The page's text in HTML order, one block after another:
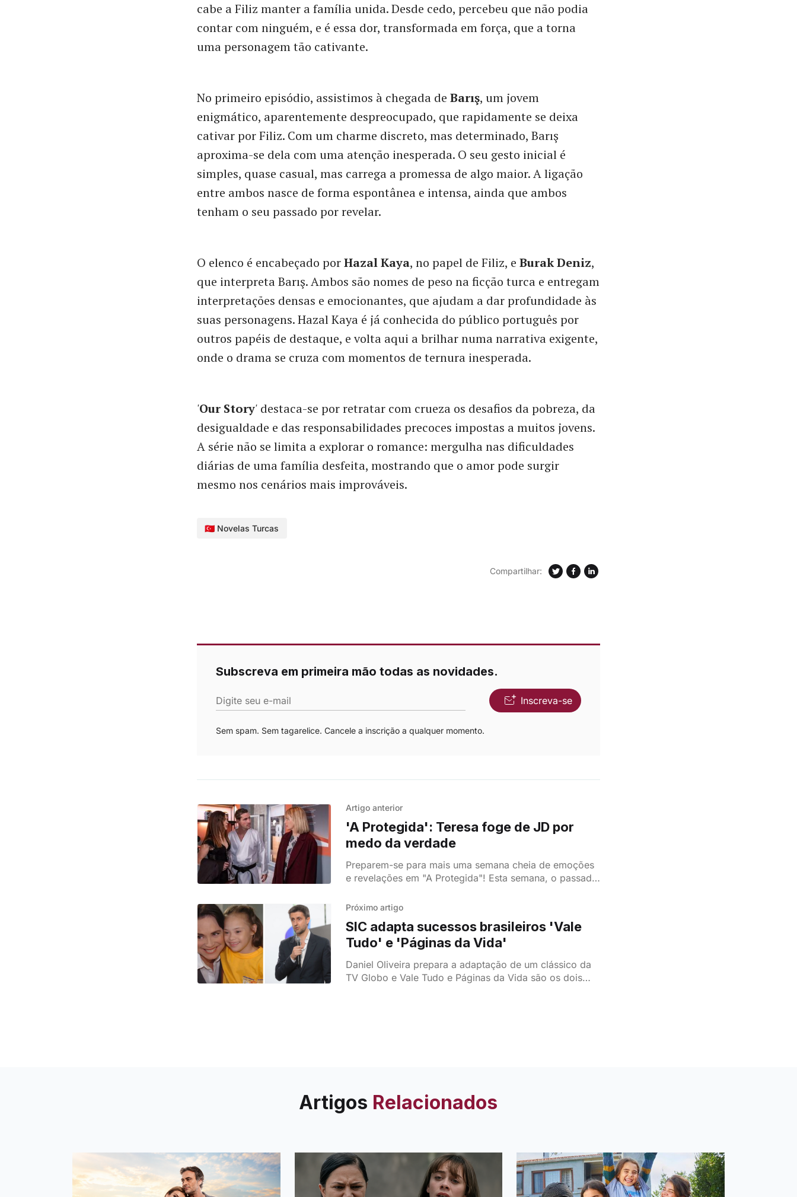
cabe a Filiz manter a família unida. Desde cedo, percebeu que não podia
contar com ninguém, e é essa dor, transformada em força, que a torna
uma personagem tão cativante.
No primeiro episódio, assistimos à chegada de Barış, um jovem
enigmático, aparentemente despreocupado, que rapidamente se deixa
cativar por Filiz. Com um charme discreto, mas determinado, Barış
aproxima-se dela com uma atenção inesperada. O seu gesto inicial é
simples, quase casual, mas carrega a promessa de algo maior. A ligação
entre ambos nasce de forma espontânea e intensa, ainda que ambos
tenham o seu passado por revelar.
O elenco é encabeçado porHazal Kaya, no papel de Filiz, e Burak Deniz,
que interpreta Barış. Ambos são nomes de peso na ficção turca e entregam
interpretações densas e emocionantes, que ajudam a dar profundidade às
suas personagens. Hazal Kaya é já conhecida do público português por
outros papéis de destaque, e volta aqui a brilhar numa narrativa exigente,
onde o drama se cruza com momentos de ternura inesperada.
'Our Story' destaca-se por retratar com crueza os desafios da pobreza, da
desigualdade e das responsabilidades precoces impostas a muitos jovens.
A série não se limita a explorar o romance: mergulha nas dificuldades
diárias de uma família desfeita, mostrando que o amor pode surgir
mesmo nos cenários mais improváveis.
🇹🇷 Novelas Turcas
Compartilhar:
Subscreva em primeira mão todas as novidades.
Digite seu e-mail Inscreva-se
Sem spam. Sem tagarelice. Cancele a inscrição a qualquer momento.
Artigo anterior
'A Protegida': Teresa foge de JD por
medo da verdade
Preparem-se para mais uma semana cheia de emoções
e revelações em "A Protegida"! Esta semana, o passado
segredos e mágoas que prometem abalar as estruturas
Próximo artigo
SIC adapta sucessos brasileiros 'Vale
Tudo' e 'Páginas da Vida'
Daniel Oliveira prepara a adaptação de um clássico da
TV Globo e Vale Tudo e Páginas da Vida são os dois
Artigos Relacionados